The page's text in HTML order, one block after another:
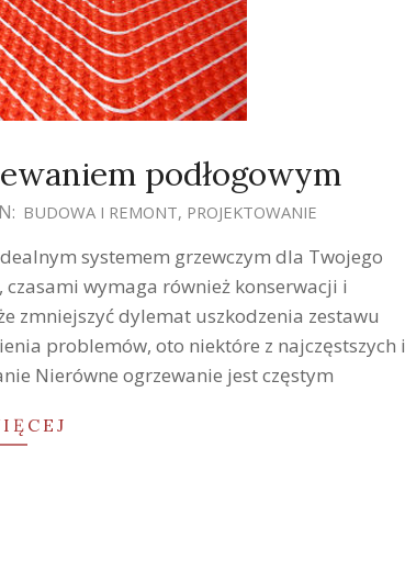
podłogowym
BUDOWA I REMONT, PROJEKTOWANIE
systemem grzewczym dla Twojego
wymaga również konserwacji i
zmniejszyć dylemat uszkodzenia zestawu
problemów, oto niektóre z najczęstszych i
Nierówne ogrzewanie jest częstym